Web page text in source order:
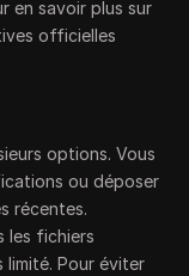
en savoir plus sur
officielles
options. Vous
ou déposer
récentes.
les fichiers
limité. Pour éviter